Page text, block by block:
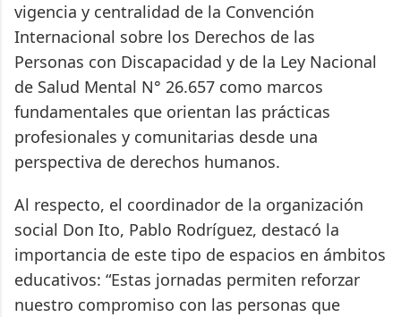
vigencia y centralidad de la Convención
Internacional sobre los Derechos de las
Personas con Discapacidad y de la Ley Nacional
de Salud Mental N° 26.657 como marcos
fundamentales que orientan las prácticas
profesionales y comunitarias desde una
perspectiva de derechos humanos.
Al respecto, el coordinador de la organización
social Don Ito, Pablo Rodríguez, destacó la
importancia de este tipo de espacios en ámbitos
educativos: “Estas jornadas permiten reforzar
nuestro compromiso con las personas que